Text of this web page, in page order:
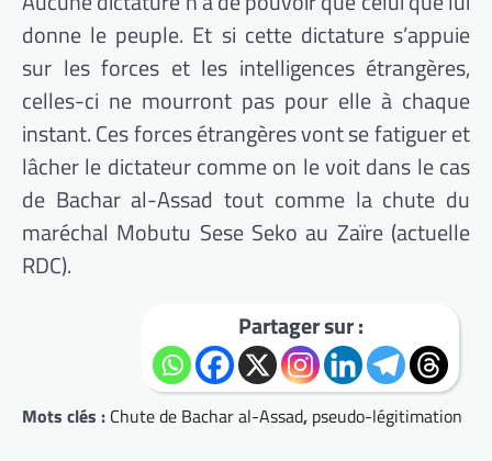
donne le peuple. Et si cette dictature s’appuie
sur les forces et les intelligences étrangères,
celles-ci ne mourront pas pour elle à chaque
instant. Ces forces étrangères vont se fatiguer et
lâcher le dictateur comme on le voit dans le cas
de Bachar al-Assad tout comme la chute du
maréchal Mobutu Sese Seko au Zaïre (actuelle
RDC).
Partager sur :
Mots clés : Chute de Bachar al-Assad, pseudo-légitimation